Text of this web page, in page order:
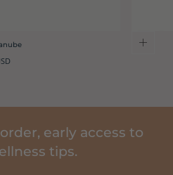
early access to
tips.